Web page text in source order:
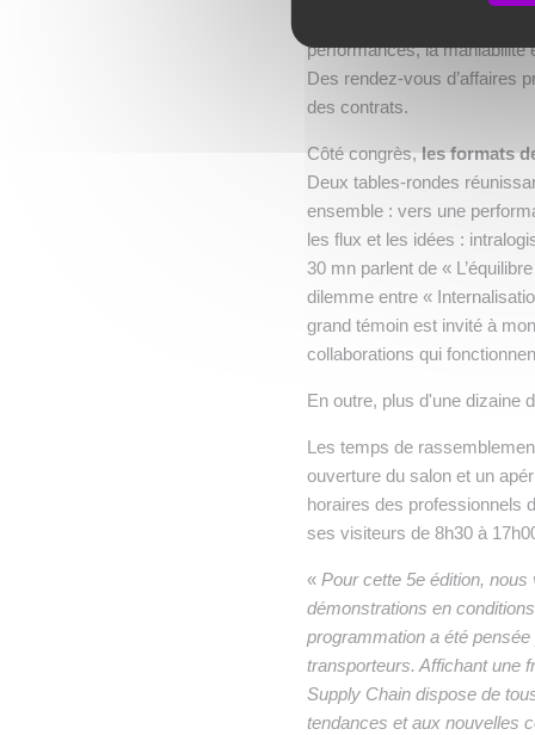
performances, la maniabilité
Des rendez-vous d’affaires
des contrats.
Côté congrès,les formats
Deux tables-rondes
ensemble : vers une
les flux et les idées :
30 mn parlent de «
dilemme entre «
grand témoin est invité à
collaborations qui
En outre, plus d'une dizaine
Les temps de
ouverture du salon et un
horaires des professionnels
ses visiteurs de 8h30 à
« Pour cette 5e édition,
démonstrations en
programmation a été
transporteurs. Affichant une
Supply Chain dispose de
tendances et aux nouvelles